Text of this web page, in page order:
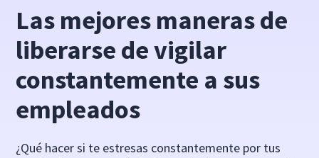
Las mejores maneras de
liberarse de vigilar
constantemente a sus
empleados
¿Qué hacer si te estresas constantemente por tus